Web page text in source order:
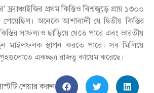
ফ্র্যাঞ্চাইজির প্রথম কিস্তিও বিশ্বজুড়ে প্রায় ১৩০০
অনেকে আশাবাদী যে দ্বিতীয় কিস্তির
সাফল্যও ছাড়িয়ে যেতে পারে এবং ভারতীয়
মাইলফলক স্থাপন করতে পারে। সব মিলিয়ে
একচ্ছত্র রাজত্ব কায়েম করেছে।
শেয়ার করুন